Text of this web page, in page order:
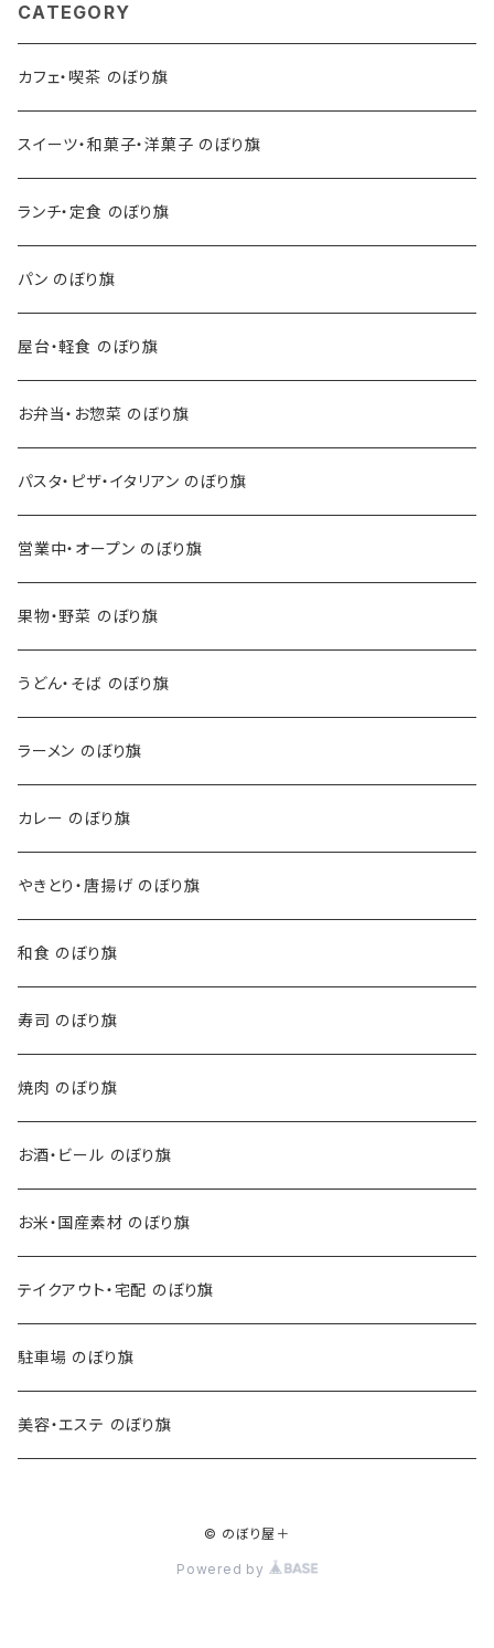
CATEGORY
カフェ・喫茶 のぼり旗
スイーツ・和菓子・洋菓子 のぼり旗
ランチ・定食 のぼり旗
パン のぼり旗
屋台・軽食 のぼり旗
お弁当・お惣菜 のぼり旗
パスタ・ピザ・イタリアン のぼり旗
営業中・オープン のぼり旗
果物・野菜 のぼり旗
うどん・そば のぼり旗
ラーメン のぼり旗
カレー のぼり旗
やきとり・唐揚げ のぼり旗
和食 のぼり旗
寿司 のぼり旗
焼肉 のぼり旗
お酒・ビール のぼり旗
お米・国産素材 のぼり旗
テイクアウト・宅配 のぼり旗
駐車場 のぼり旗
美容・エステ のぼり旗
© のぼり屋＋
Powered by